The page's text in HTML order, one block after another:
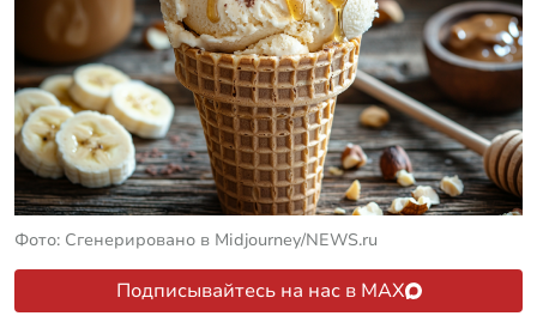
Фото: Сгенерировано в Midjourney/NEWS.ru
Подписывайтесь на нас в MAX